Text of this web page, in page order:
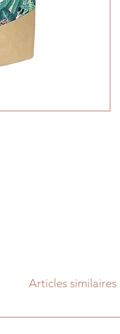
Articles similaires